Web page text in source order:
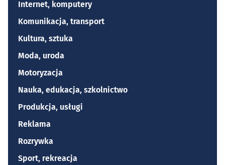
Internet, komputery
Komunikacja, transport
Kultura, sztuka
Moda, uroda
Motoryzacja
Nauka, edukacja, szkolnictwo
Produkcja, usługi
Reklama
Rozrywka
Sport, rekreacja